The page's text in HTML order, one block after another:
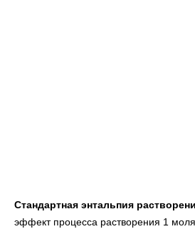
Стандартная энтальпия
эффект процесса растворения 1